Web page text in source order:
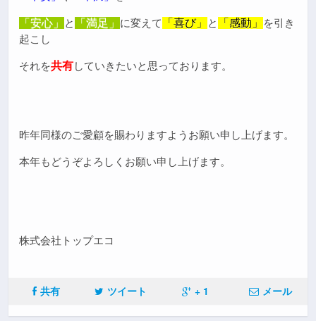
「安心」 と 「満足」 に変えて 「喜び」 と 「感動」
を引き
起こし
それを共有していきたいと思っております。
昨年同様のご愛顧を賜わりますようお願い申し上げます。
本年もどうぞよろしくお願い申し上げます。
株式会社トップエコ
共有 ツイート + 1 メール